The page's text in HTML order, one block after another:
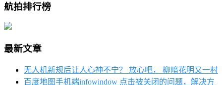
航拍排行榜
最新文章
无人机新规后让人心神不宁？ 放心吧， 柳暗花明又一村
百度地图手机端infowindow 点击被关闭的问题，解决方